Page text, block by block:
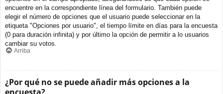
encuentre en la correspondiente línea del formulario. También puede
elegir el número de opciones que el usuario puede seleccionar en la
etiqueta "Opciones por usuario", el tiempo límite en días para la encuesta
(0 para duración infinita) y por último la opción de permitir a lo usuarios
cambiar su votos.
Arriba
¿Por qué no se puede añadir más opciones a la